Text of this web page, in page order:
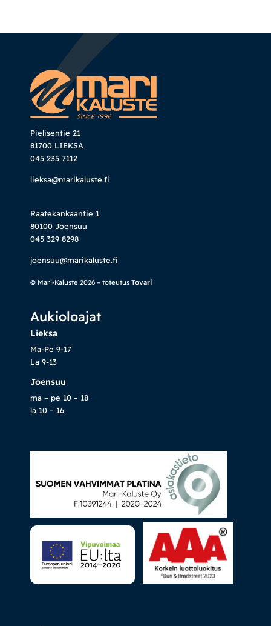
Pielisentie 21
81700 LIEKSA
045 235 7112
lieksa@marikaluste.fi
Raatekankaantie 1
80100 Joensuu
045 329 8298
joensuu@marikaluste.fi
© Mari-Kaluste 2026 – toteutus Tovari
Aukioloajat
Lieksa
Ma-Pe 9-17
La 9-13
Joensuu
ma – pe 10 – 18
la 10 – 16